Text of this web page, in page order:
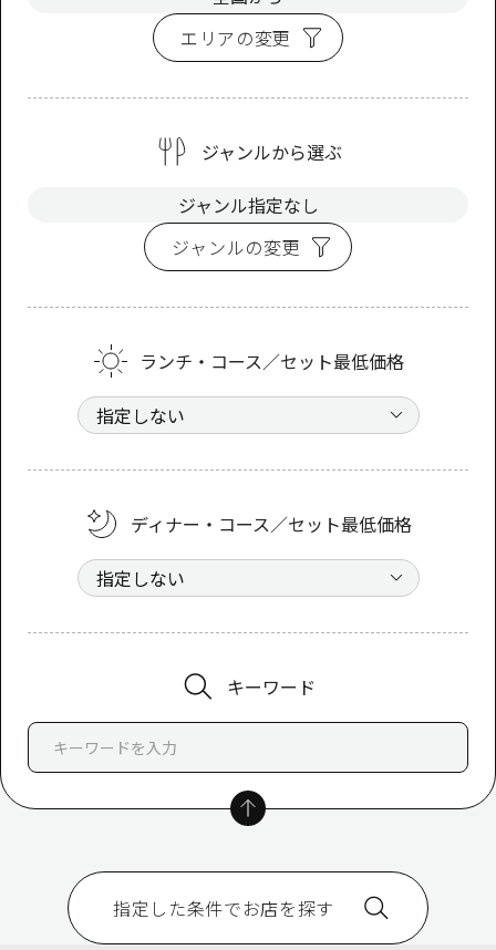
エリアの変更
ジャンルから選ぶ
ジャンル指定なし
ジャンルの変更
ランチ・コース／セット最低価格
ディナー・コース／セット最低価格
キーワード
指定した条件でお店を探す